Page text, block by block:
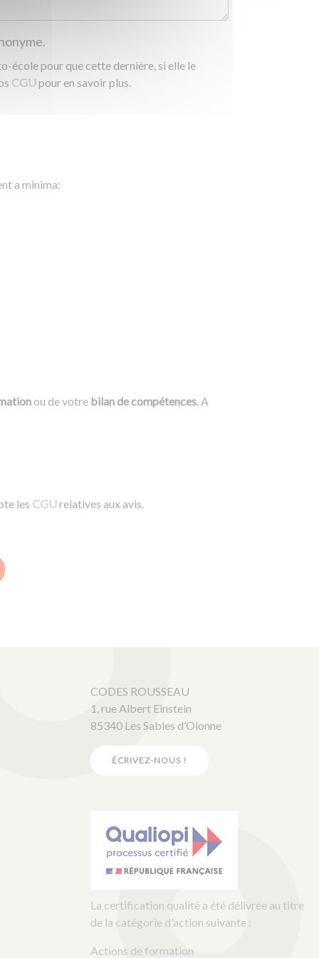
école pour que cette dernière, si elle le
CGUpour en savoir plus.
a minima:
ou de votre bilan de compétences. A
les CGUrelatives aux avis.
CODES ROUSSEAU
1, rue Albert Einstein
85340 Les Sables d’Olonne
ÉCRIVEZ-NOUS !
La certification qualité a été délivrée au titre
de la catégorie d'action suivante :
Actions de formation